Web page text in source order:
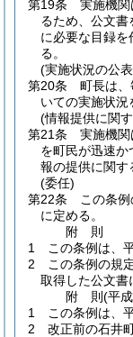
第19条
実施機
るため、公文
に必要な目録
る。
(実施状況の公
第20条
町長は
いての実施状況
(情報提供に関
第21条
実施機
を町民が迅速
報の提供に関す
(委任)
第22条
この条
に定める。
附 則
1
この条例は、
2
この条例の規
取得した公文書
附 則(平
1
この条例は、
2
改正前の石井